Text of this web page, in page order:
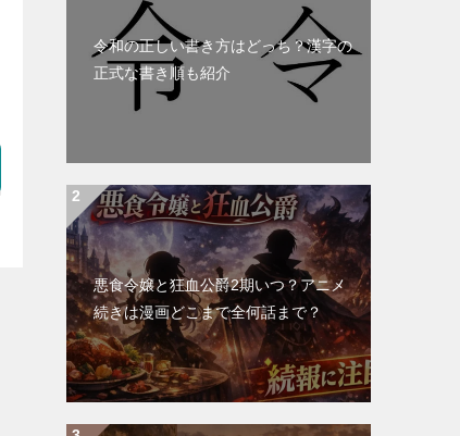
令和の正しい書き方はどっち？漢字の
正式な書き順も紹介
悪食令嬢と狂血公爵2期いつ？アニメ
続きは漫画どこまで全何話まで？